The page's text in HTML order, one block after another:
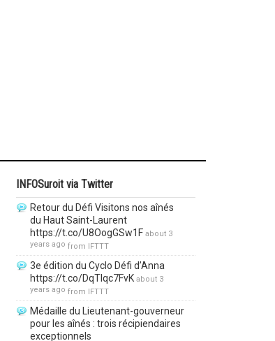
INFOSuroit via Twitter
Retour du Défi Visitons nos aînés
du Haut Saint-Laurent
https://t.co/U8OogGSw1F about 3
years ago from IFTTT
3e édition du Cyclo Défi d’Anna
https://t.co/DqTlqc7FvK about 3
years ago from IFTTT
Médaille du Lieutenant-gouverneur
pour les aînés : trois récipiendaires
exceptionnels